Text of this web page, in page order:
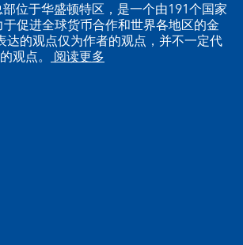
位于华盛顿特区，是一个由191个国家
促进全球货币合作和世界各地区的金
达的观点仅为作者的观点，并不一定代
观点。 阅读更多